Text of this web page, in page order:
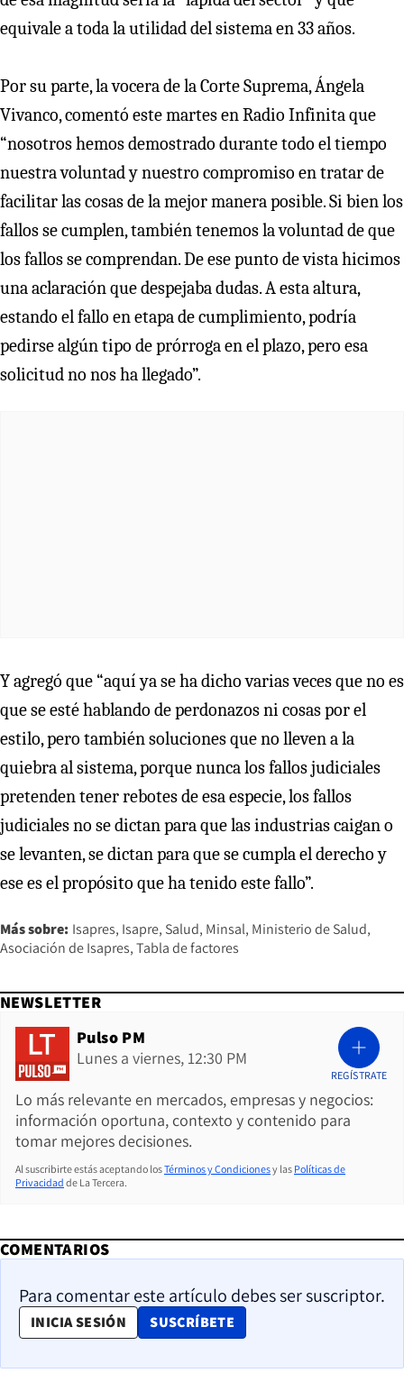
equivale a toda la utilidad del sistema en 33 años.
Por su parte, la vocera de la Corte Suprema, Ángela
Vivanco, comentó este martes en Radio Infinita que
“nosotros hemos demostrado durante todo el tiempo
nuestra voluntad y nuestro compromiso en tratar de
facilitar las cosas de la mejor manera posible. Si bien los
fallos se cumplen, también tenemos la voluntad de que
los fallos se comprendan. De ese punto de vista hicimos
una aclaración que despejaba dudas. A esta altura,
estando el fallo en etapa de cumplimiento, podría
pedirse algún tipo de prórroga en el plazo, pero esa
solicitud no nos ha llegado”.
Y agregó que “aquí ya se ha dicho varias veces que no es
que se esté hablando de perdonazos ni cosas por el
estilo, pero también soluciones que no lleven a la
quiebra al sistema, porque nunca los fallos judiciales
pretenden tener rebotes de esa especie, los fallos
judiciales no se dictan para que las industrias caigan o
se levanten, se dictan para que se cumpla el derecho y
ese es el propósito que ha tenido este fallo”.
Más sobre: Isapres Isapre Salud Minsal Ministerio de Salud
Asociación de Isapres Tabla de factores
NEWSLETTER
Pulso PM
Lunes a viernes, 12:30 PM
Lo más relevante en mercados, empresas y negocios:
información oportuna, contexto y contenido para
tomar mejores decisiones.
REGÍSTRATE
Al suscribirte estás aceptando losTérminos y Condicionesy las Políticas de
Privacidad de La Tercera.
COMENTARIOS
Para comentar este artículo debes ser suscriptor.
INICIA SESIÓN SUSCRÍBETE
OPENS IN NEW WINDOW